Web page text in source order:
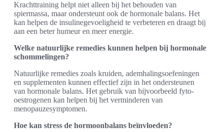
Krachttraining helpt niet alleen bij het behouden van
spiermassa, maar ondersteunt ook de hormonale balans. Het
kan helpen de insulinegevoeligheid te verbeteren en draagt bij
aan een beter humeur en meer energie.
Welke natuurlijke remedies kunnen helpen bij hormonale
schommelingen?
Natuurlijke remedies zoals kruiden, ademhalingsoefeningen
en supplementen kunnen effectief zijn in het ondersteunen
van hormonale balans. Het gebruik van bijvoorbeeld fyto-
oestrogenen kan helpen bij het verminderen van
menopauzesymptomen.
Hoe kan stress de hormoonbalans beïnvloeden?